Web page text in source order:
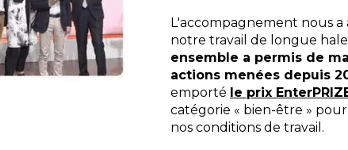
L'accompagnement nous a
notre travail de longue
ensemble a permis de
actions menées depuis
emporté le prix
catégorie « bien-être »
nos conditions de travail.